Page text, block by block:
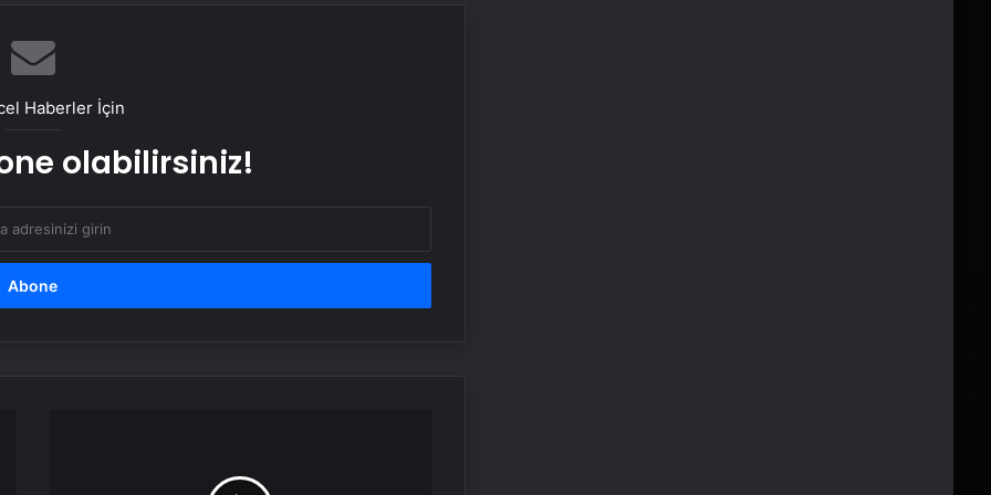
Menemen Nasıl Yazılır? TDK’ye Göre
Doğru Yazılışı Menemen Mi,
Haberler İçin
olabilirsiniz!